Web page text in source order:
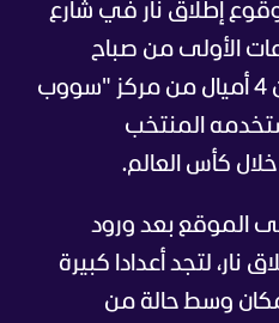
إطلاق نار في شارع
الأولى من صباح
السبت، على بعد أقل من 4 أميال من مركز "سووب
المنتخب
خلال كأس العالم.
الموقع بعد ورود
نار، لتجد أعدادا كبيرة
وسط حالة من